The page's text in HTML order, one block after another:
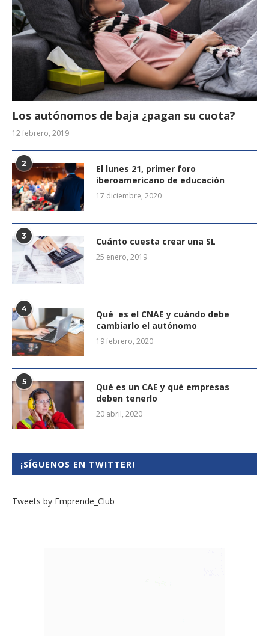
Los autónomos de baja ¿pagan su cuota?
12 febrero, 2019
2
El lunes 21, primer foro
iberoamericano de educación
17 diciembre, 2020
3 Cuánto cuesta crear una SL
25 enero, 2019
4
Qué es el CNAE y cuándo debe
cambiarlo el autónomo
19 febrero, 2020
5
Qué es un CAE y qué empresas
deben tenerlo
20 abril, 2020
¡SÍGUENOS EN TWITTER!
Tweets by Emprende_Club